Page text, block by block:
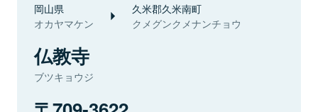
岡山県
オカヤマケン
久米郡久米南町
クメグンクメナンチョウ
仏教寺
ブツキョウジ